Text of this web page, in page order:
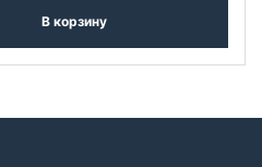
В корзину